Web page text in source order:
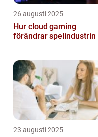
26 augusti 2025
Hur cloud gaming
förändrar spelindustrin
23 augusti 2025